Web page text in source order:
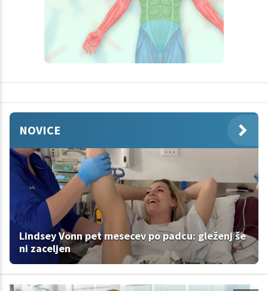
NOVICE
Lindsey Vonn pet mesecev po padcu: gleženj še
ni zaceljen